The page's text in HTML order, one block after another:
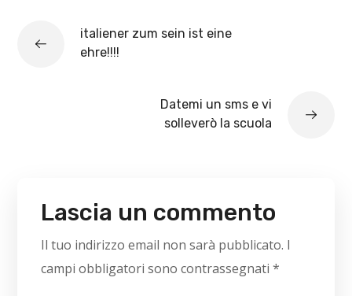
italiener zum sein ist eine
ehre!!!!
Datemi un sms e vi
solleverò la scuola
Lascia un commento
Il tuo indirizzo email non sarà pubblicato. I
campi obbligatori sono contrassegnati*